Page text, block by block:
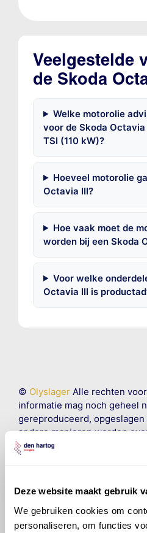
Deze website maakt gebruik
We gebruiken cookies om
personaliseren, om functies
Veelgestelde
de Skoda
Welke motorolie
voor de Skoda Octavia
TSI (110 kW)?
Hoeveel motorolie
Octavia III?
Hoe vaak moet de
worden bij een Skoda
Voor welke
Octavia III is
© OlyslagerAlle rechten
informatie mag noch geheel
gereproduceerd,
andere manieren worden
voorafgaande schriftelijke
Organisation B.V. Hoewel
en compleet mogelijk zijn,
aansprakelijkheid aanvaard,
wettelijke verplichting
veroorzaakt door fouten of